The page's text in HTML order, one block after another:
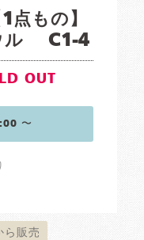
点もの】
ル C1-4
OUT
〜
販売